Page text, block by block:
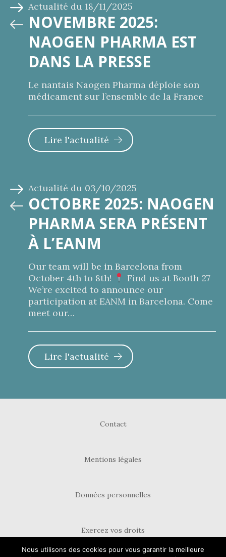
Actualité du 18/11/2025
NOVEMBRE 2025:
NAOGEN PHARMA EST
DANS LA PRESSE
Le nantais Naogen Pharma déploie son
médicament sur l’ensemble de la France
Lire l'actualité
Actualité du 03/10/2025
OCTOBRE 2025: NAOGEN
PHARMA SERA PRÉSENT
À L’EANM
Our team will be in Barcelona from
October 4th to 8th!
Find us at Booth 27
We’re excited to announce our
participation at EANM in Barcelona. Come
meet our…
Lire l'actualité
Contact
Mentions légales
Données personnelles
Exercez vos droits
Nous utilisons des cookies pour vous garantir la meilleure